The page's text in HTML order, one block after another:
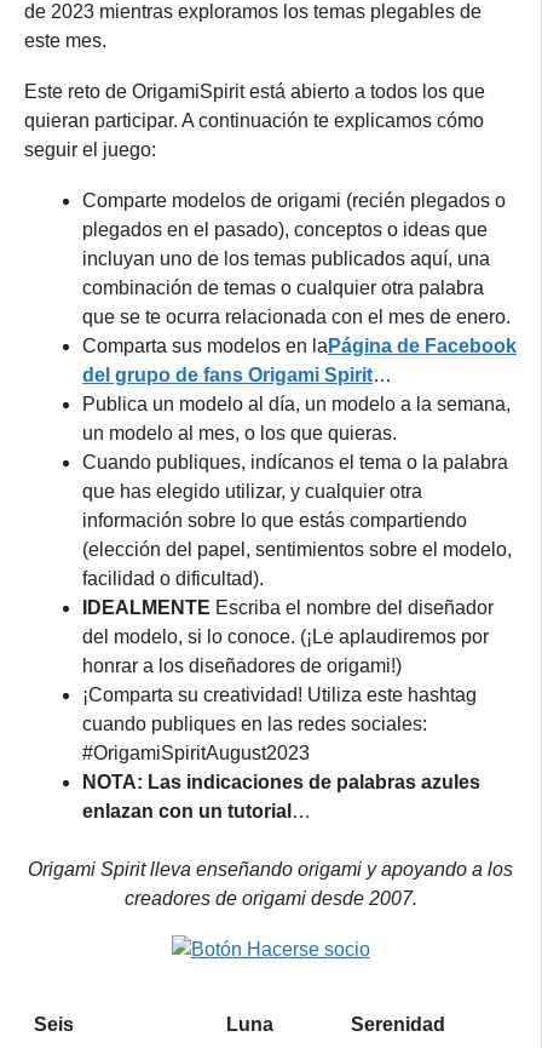
de 2023 mientras exploramos los temas plegables de
este mes.
Este reto de OrigamiSpirit está abierto a todos los que
quieran participar. A continuación te explicamos cómo
seguir el juego:
Comparte modelos de origami (recién plegados o
plegados en el pasado), conceptos o ideas que
incluyan uno de los temas publicados aquí, una
combinación de temas o cualquier otra palabra
que se te ocurra relacionada con el mes de enero.
Comparta sus modelos en la Página de Facebook
del grupo de fans Origami Spirit…
Publica un modelo al día, un modelo a la semana,
un modelo al mes, o los que quieras.
Cuando publiques, indícanos el tema o la palabra
que has elegido utilizar, y cualquier otra
información sobre lo que estás compartiendo
(elección del papel, sentimientos sobre el modelo,
facilidad o dificultad).
IDEALMENTE Escriba el nombre del diseñador
del modelo, si lo conoce. (¡Le aplaudiremos por
honrar a los diseñadores de origami!)
¡Comparta su creatividad! Utiliza este hashtag
cuando publiques en las redes sociales:
#OrigamiSpiritAugust2023
NOTA: Las indicaciones de palabras azules
enlazan con un tutorial …
Origami Spirit lleva enseñando origami y apoyando a los
creadores de origami desde 2007.
Seis Luna Serenidad